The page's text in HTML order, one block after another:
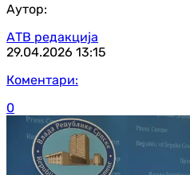
Аутор:
АТВ редакција
29.04.2026 13:15
Коментари:
0